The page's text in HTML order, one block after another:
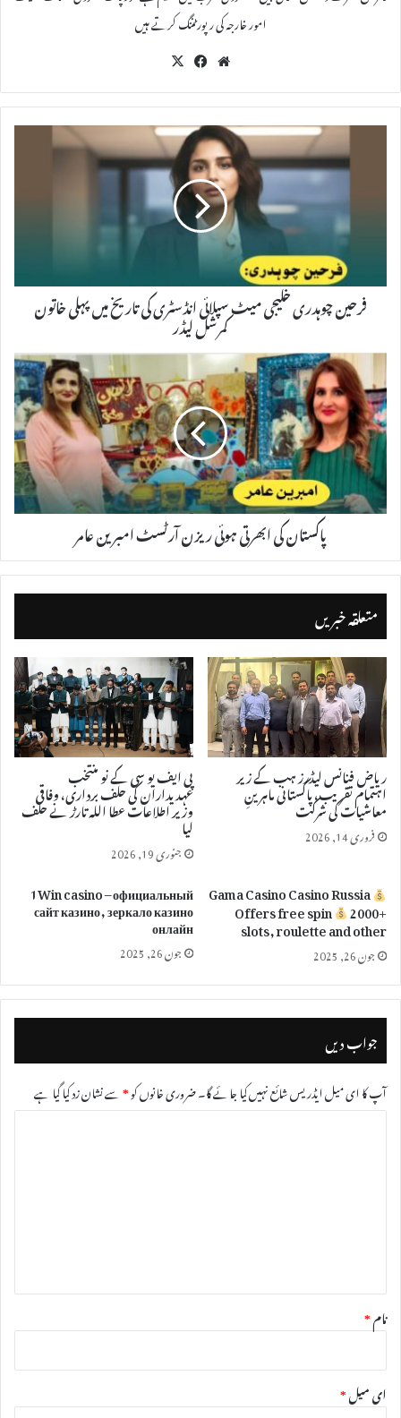
امور خارجہ کی رپورٹننگ کرتے ہیں
We
bsi
te
Fac
oo
k
فرحین چوہدری خلیجی میٹ سپلائی انڈسٹری کی تاریخ میں پہلی خاتون
کمرشل لیڈر
پاکستان کی ابھرتی ہوئی ریزن آرٹسٹ امبرین عامر
متعلقہ خبریں
ریاض فنانس لیڈرز ہب کے زیر
اہتمام تقریب، پاکستانی ماہرینِ
معاشیات کی شرکت
فروری 14, 2026
پی ایف یو سی کے نو منتخب
عہدیداران کی حلف برداری، وفاقی
وزیر اطلاعات عطا اللہ تارڑ نے حلف
لیا
جنوری 19, 2026
Gama Casino Casino Russia
Offers free spin 2000+
slots, roulette and other
جون 26, 2025
1Win casino – официальный
сайт казино, зеркало казино
онлайн
جون 26, 2025
جواب دیں
آپ کا ای میل ایڈریس شائع نہیں کیا جائے گا۔ضروری خانوں کو*سے نشان زد کیا گیا ہے
نام*
ای میل*